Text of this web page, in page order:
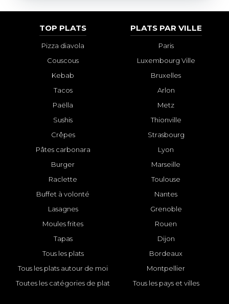
TOP PLATS
Pizza diavola
Couscous
Kebab
Tacos
Paëlla
Sushis
Crêpes
Pâtes carbonara
Burger
Raclette
Buffet à volonté
Lasagnes
Moules frites
Tapas
Tous les plats
Tous les plats autour de moi
Toutes les catégories de plat
PLATS PAR VILLE
Paris
Luxembourg Ville
Bruxelles
Arlon
Metz
Thionville
Strasbourg
Lyon
Marseille
Toulouse
Nantes
Grenoble
Rouen
Dijon
Bordeaux
Montpellier
Tous les pays et villes